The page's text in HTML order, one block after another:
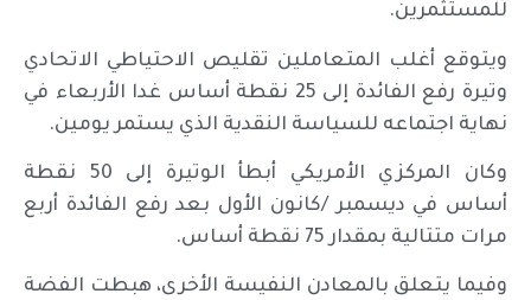
للمستثمرين.
ويتوقع أغلب المتعاملين تقليص الاحتياطي الاتحادي
وتيرة رفع الفائدة إلى 25 نقطة أساس غدا الأربعاء في
نهاية اجتماعه للسياسة النقدية الذي يستمر يومين.
وكان المركزي الأمريكي أبطأ الوتيرة إلى 50 نقطة
أساس في ديسمبر /كانون الأول بعد رفع الفائدة أربع
مرات متتالية بمقدار 75 نقطة أساس.
وفيما يتعلق بالمعادن النفيسة الأخرى، هبطت الفضة